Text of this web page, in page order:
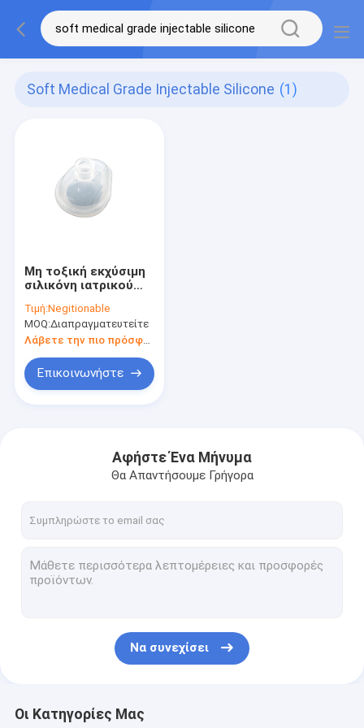
Soft Medical Grade Injectable Silicone (1)
Μη τοξική εκχύσιμη
σιλικόνη ιατρικού
αντιδιαβρωτικό
μαλακό λάστιχο
σιλικόνης
Τιμή:Negitionable
MOQ:Διαπραγματευτείτε
Λάβετε την πιο πρόσφατη τιμή
Επικοινωνήστε
Αφήστε Ένα Μήνυμα
Θα Απαντήσουμε Γρήγορα
Να συνεχίσει
Οι Κατηγορίες Μας